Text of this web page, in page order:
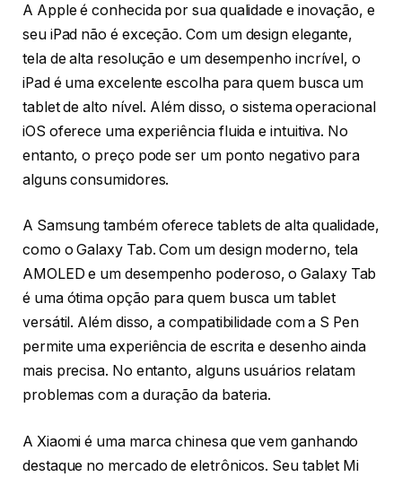
A Apple é conhecida por sua qualidade e inovação, e
seu iPad não é exceção. Com um design elegante,
tela de alta resolução e um desempenho incrível, o
iPad é uma excelente escolha para quem busca um
tablet de alto nível. Além disso, o sistema operacional
iOS oferece uma experiência fluida e intuitiva. No
entanto, o preço pode ser um ponto negativo para
alguns consumidores.
A Samsung também oferece tablets de alta qualidade,
como o Galaxy Tab. Com um design moderno, tela
AMOLED e um desempenho poderoso, o Galaxy Tab
é uma ótima opção para quem busca um tablet
versátil. Além disso, a compatibilidade com a S Pen
permite uma experiência de escrita e desenho ainda
mais precisa. No entanto, alguns usuários relatam
problemas com a duração da bateria.
A Xiaomi é uma marca chinesa que vem ganhando
destaque no mercado de eletrônicos. Seu tablet Mi